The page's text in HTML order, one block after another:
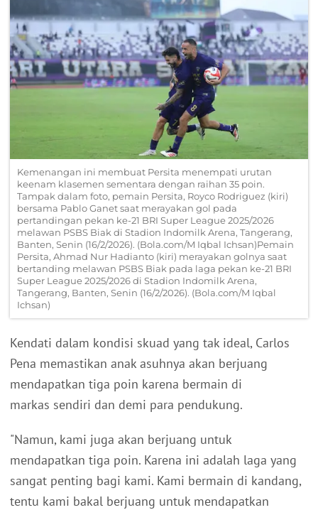
Kemenangan ini membuat Persita menempati urutan
keenam klasemen sementara dengan raihan 35 poin.
Tampak dalam foto, pemain Persita, Royco Rodriguez (kiri)
bersama Pablo Ganet saat merayakan gol pada
pertandingan pekan ke-21 BRI Super League 2025/2026
melawan PSBS Biak di Stadion Indomilk Arena, Tangerang,
Banten, Senin (16/2/2026). (Bola.com/M Iqbal Ichsan)Pemain
Persita, Ahmad Nur Hadianto (kiri) merayakan golnya saat
bertanding melawan PSBS Biak pada laga pekan ke-21 BRI
Super League 2025/2026 di Stadion Indomilk Arena,
Tangerang, Banten, Senin (16/2/2026). (Bola.com/M Iqbal
Ichsan)
Kendati dalam kondisi skuad yang tak ideal, Carlos
Pena memastikan anak asuhnya akan berjuang
mendapatkan tiga poin karena bermain di
markas sendiri dan demi para pendukung.
"Namun, kami juga akan berjuang untuk
mendapatkan tiga poin. Karena ini adalah laga yang
sangat penting bagi kami. Kami bermain di kandang,
tentu kami bakal berjuang untuk mendapatkan